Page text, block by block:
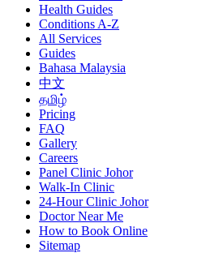
Health Guides
Conditions A-Z
All Services
Guides
Bahasa Malaysia
中文
தமிழ்
Pricing
FAQ
Gallery
Careers
Panel Clinic Johor
Walk-In Clinic
24-Hour Clinic Johor
Doctor Near Me
How to Book Online
Sitemap